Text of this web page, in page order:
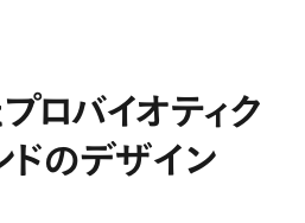
ロバイオティク
ドのデザイン